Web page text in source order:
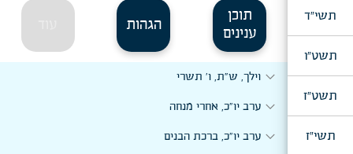
תשי"ד
תשט"ו
תשט"ז
תשי"ז
תוכן
ענינים
הגהות
expand_moreוילך, ש"ת, ו' תשרי
expand_moreערב יו"כ, אחרי מנחה
expand_moreערב יו"כ, ברכת הבנים